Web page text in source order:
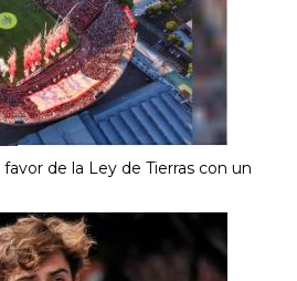
de la Ley de Tierras con un